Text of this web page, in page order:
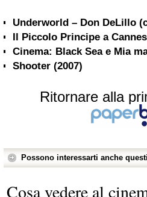
Underworld – Don DeLillo
Il Piccolo Principe a Cannes
Cinema: Black Sea e Mia
Shooter (2007)
Ritornare alla
Possono interessarti anche
Cosa vedere al